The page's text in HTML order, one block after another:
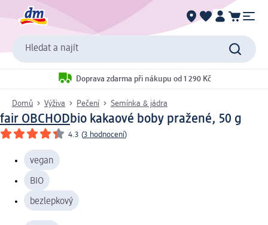
Hledat a najít
Doprava zdarma při nákupu od 1 290 Kč
Domů Výživa Pečení Semínka & jádra
fair OBCHODbio kakaové boby pražené, 50 g
4.3 (3 hodnocení)
vegan
BIO
bezlepkový